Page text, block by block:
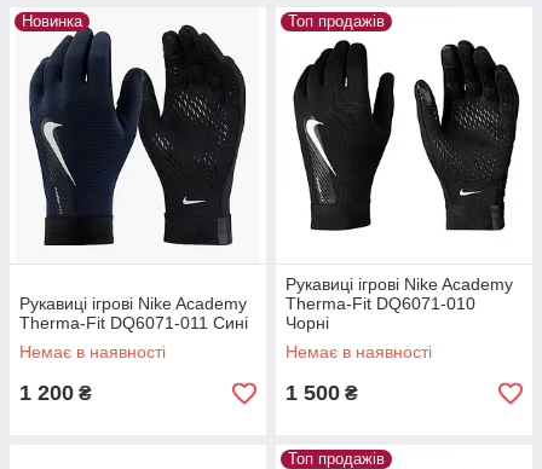
Новинка
Рукавиці ігрові Nike Academy
Therma-Fit DQ6071-011 Сині
Немає в наявності
1 200 ₴
Топ продажів
Рукавиці ігрові Nike Academy
Therma-Fit DQ6071-010
Чорні
Немає в наявності
1 500 ₴
Топ продажів